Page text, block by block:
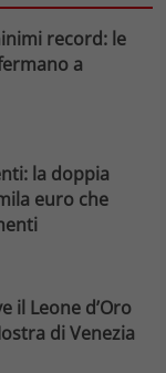
record: le
a
la doppia
euro che
il Leone d’Oro
di Venezia